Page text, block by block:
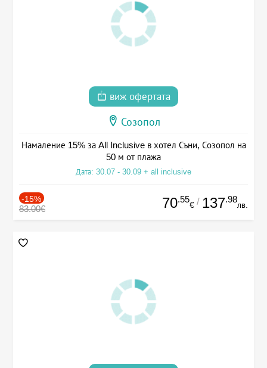
виж офертата
Созопол
Намаление 15% за All Inclusive в хотел Съни, Созопол на
50 м от плажа
Дата: 30.07 - 30.09 + all inclusive
-15%
83.00€ 70.55
€ / 137.98
лв.